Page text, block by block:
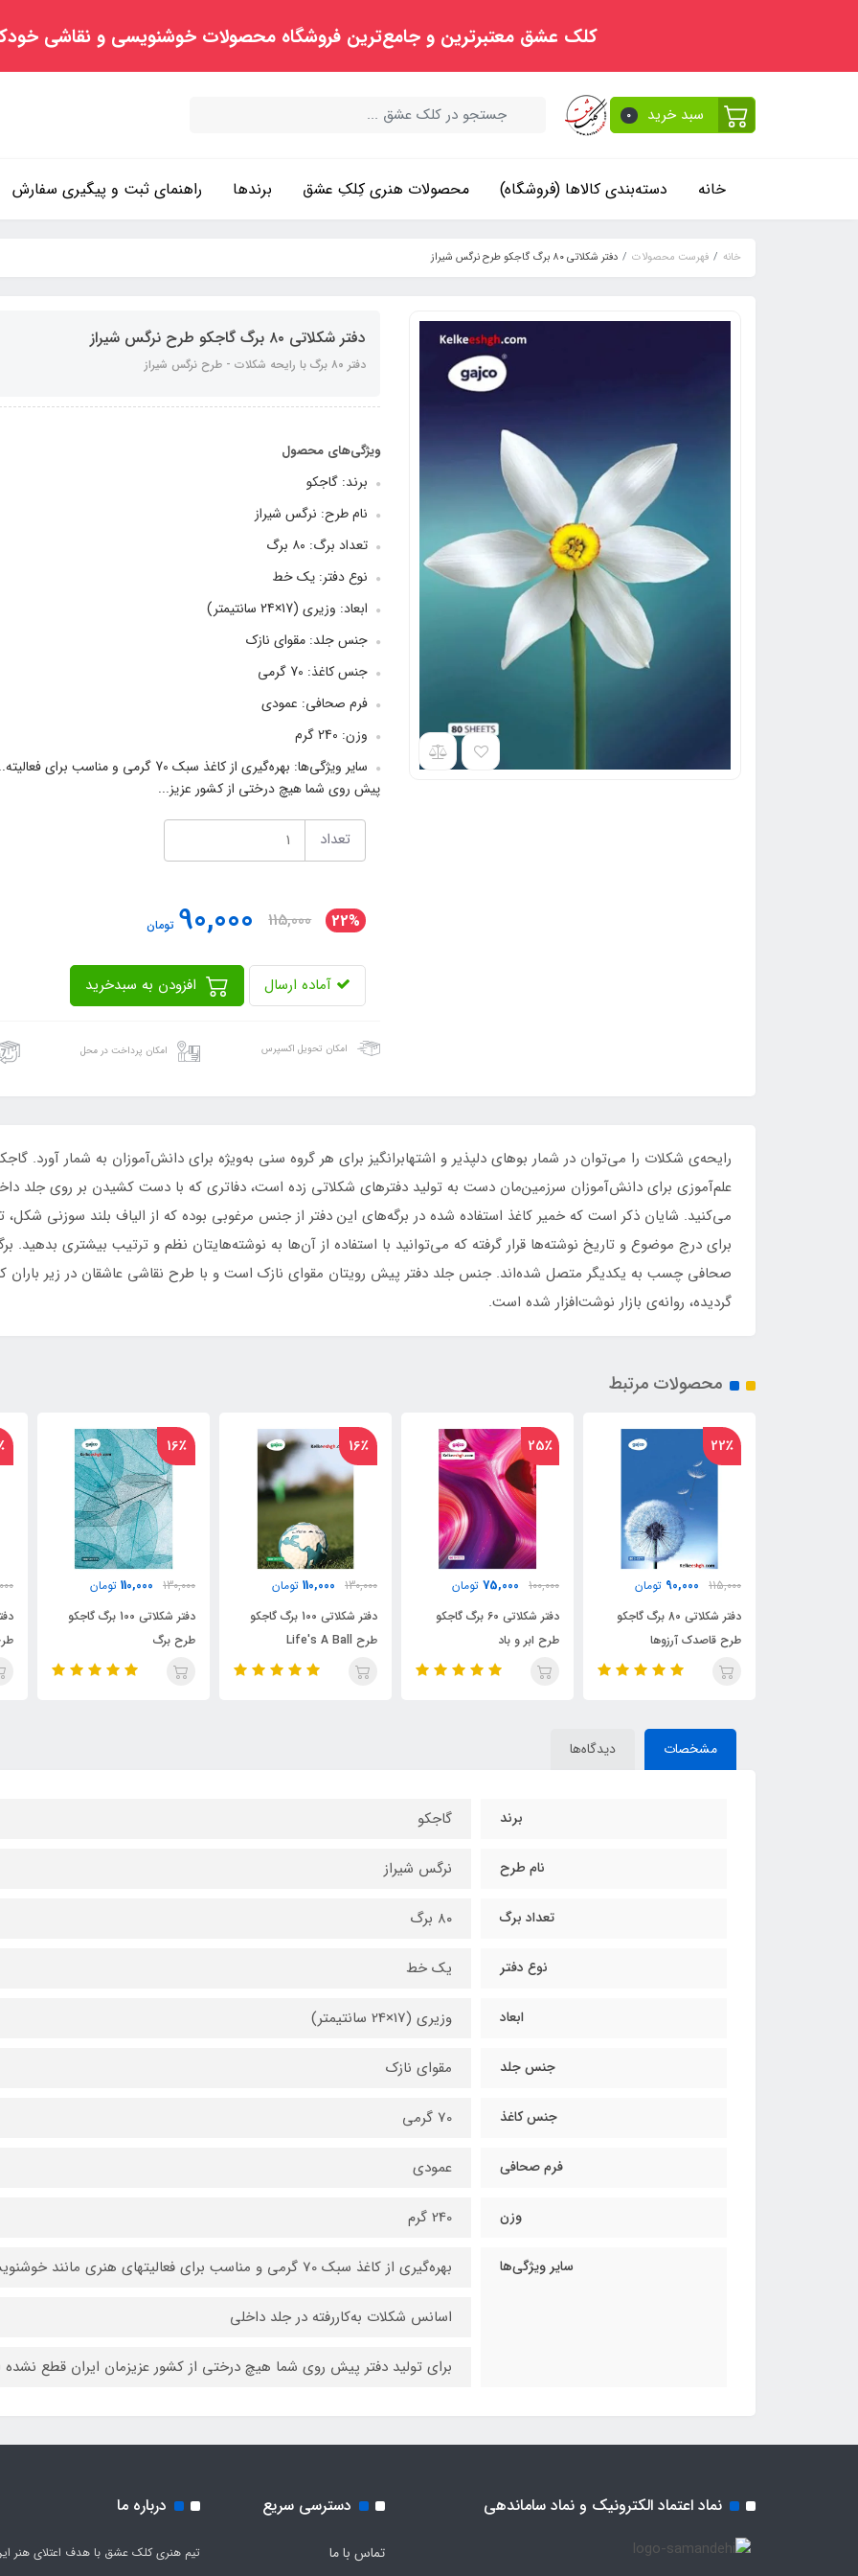
کلک عشق معتبرترین و جامع‌ترین فروشگاه محصولات خوشنویسی و نقاشی
سبد خرید 0
خانه دسته‌بندی کالاها (فروشگاه) محصولات هنری کِلکِ عشق برندها راهنمای ثبت و پیگیری سفارش
خانه فهرست محصولات دفتر شکلاتی ۸۰ برگ گاجکو طرح نرگس شیراز
دفتر شکلاتی ۸۰ برگ گاجکو طرح نرگس شیراز
دفتر ۸۰ برگ با رایحه شکلات - طرح نرگس شیراز
ویژگی‌های محصول
برند: گاجکو
نام طرح: نرگس شیراز
تعداد برگ: ۸۰ برگ
نوع دفتر: یک خط
ابعاد: وزیری (17×24 سانتیمتر)
جنس جلد: مقوای نازک
جنس کاغذ: 70 گرمی
فرم صحافی: عمودی
وزن: 240 گرم
سایر ویژگی‌ها: بهره‌گیری از کاغذ سبک 70
پیش روی شما هیچ درختی از کشور عزیز...
تعداد
22%
115,000
90,000 تومان
آماده ارسال
امکان تحویل اکسپرس امکان پرداخت در محل
رایحه‌ی شکلات را می‌توان در شمار بوهای دلپذیر و اشتها‌برانگیز برای هر گروه سنی به‌ویژه برای دانش‌آموزان به شمار آورد.
علم‌آموزی برای دانش‌آموزان سرزمین‌مان دست به تولید دفترهای شکلاتی زده است، دفاتری که با دست کشیدن بر روی جلد
می‌کنید. شایان‌ ذکر است که خمیر کاغذ استفاده شده در برگه‌های این دفتر از جنس مرغوبی بوده که از الیاف بلند سوزنی
گردیده، روانه‌ی بازار نوشت‌افزار شده است.
محصولات مرتبط
25٪
100,000
75,000 تومان
دفتر شکلاتی 60 برگ گاجکو
طرح ابر و باد
16٪
130,000
110,000 تومان
دفتر شکلاتی 100 برگ گاجکو
طرح Life's A Ball
16٪
130,000
110,000 تومان
دفتر شکلاتی 100 برگ گاجکو
طرح برگ
16٪
130,000
110,000 تومان
دفتر شکلاتی 100 برگ گاجکو
طرح Looper Game
مشخصات دیدگاه‌ها
برند گاجکو
نام طرح نرگس شیراز
تعداد برگ ۸۰ برگ
نوع دفتر یک خط
ابعاد وزیری (17×24 سانتیمتر)
جنس جلد مقوای نازک
جنس کاغذ 70 گرمی
فرم صحافی عمودی
وزن 240 گرم
سایر ویژگی‌ها بهره‌گیری از کاغذ سبک 70 گرمی و مناسب برای فعالیتهای هنری مانند خوشنویسی
اسانس شکلات به‌کاررفته در جلد داخلی
برای تولید دفتر پیش روی شما هیچ درختی از کشور عزیزمان ایران قطع
نماد اعتماد الکترونیک و نماد ساماندهی دسترسی سریع
تماس با ما
درباره ما
تیم هنری کلک عشق با هدف اعتلای هنر